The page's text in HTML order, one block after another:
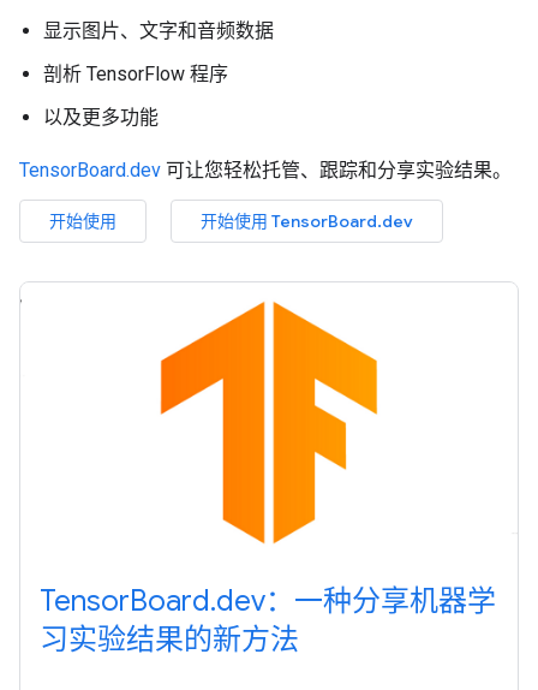
显示图片、文字和音频数据
剖析 TensorFlow 程序
以及更多功能
TensorBoard.dev 可让您轻松托管、跟踪和分享实验结果。
开始使用 开始使用 TensorBoard.dev
TensorBoard.dev：一种分享机器学
习实验结果的新方法